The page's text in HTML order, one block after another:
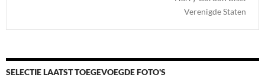
Verenigde Staten
SELECTIE LAATST TOEGEVOEGDE FOTO'S